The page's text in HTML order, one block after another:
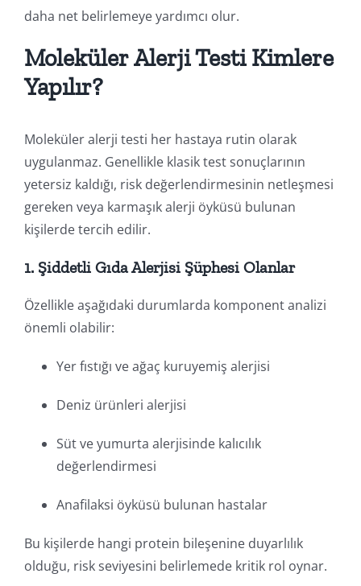
daha net belirlemeye yardımcı olur.
Moleküler Alerji Testi Kimlere
Yapılır?
Moleküler alerji testi her hastaya rutin olarak
uygulanmaz. Genellikle klasik test sonuçlarının
yetersiz kaldığı, risk değerlendirmesinin netleşmesi
gereken veya karmaşık alerji öyküsü bulunan
kişilerde tercih edilir.
1. Şiddetli Gıda Alerjisi Şüphesi Olanlar
Özellikle aşağıdaki durumlarda komponent analizi
önemli olabilir:
Yer fıstığı ve ağaç kuruyemiş alerjisi
Deniz ürünleri alerjisi
Süt ve yumurta alerjisinde kalıcılık
değerlendirmesi
Anafilaksi öyküsü bulunan hastalar
Bu kişilerde hangi protein bileşenine duyarlılık
olduğu, risk seviyesini belirlemede kritik rol oynar.